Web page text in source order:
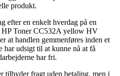
produkt.
efter en enkelt hverdag på en
HP Toner CC532A yellow HV
at handlen gemmenføres inden et
har udsigt til at kunne nå at få
har fri.
tilbyder fragt uden betaling, men i